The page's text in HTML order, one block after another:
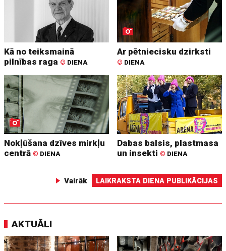
Kā no teiksmainā
pilnības raga © DIENA
Ar pētniecisku dzirksti
© DIENA
Nokļūšana dzīves mirkļu
centrā © DIENA
Dabas balsis, plastmasa
un insekti © DIENA
Vairāk LAIKRAKSTA DIENA PUBLIKĀCIJAS
AKTUĀLI